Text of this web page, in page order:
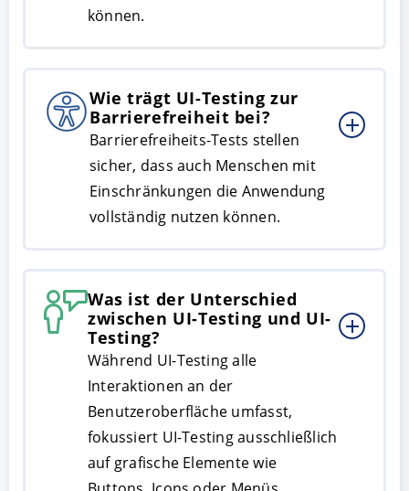
können.
Wie trägt UI-Testing zur
Barrierefreiheit bei?
Barrierefreiheits-Tests stellen
sicher, dass auch Menschen mit
Einschränkungen die Anwendung
vollständig nutzen können.
Was ist der Unterschied
zwischen UI-Testing und UI-
Testing?
Während UI-Testing alle
Interaktionen an der
Benutzeroberfläche umfasst,
fokussiert UI-Testing ausschließlich
auf grafische Elemente wie